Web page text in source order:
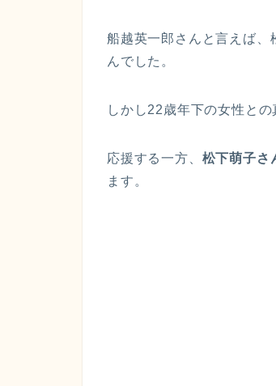
船越英一郎さんと言えば、
んでした。
しかし22歳年下の女性との
応援する一方、 松下萌子さ
ます。